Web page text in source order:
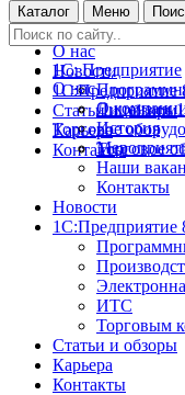
Каталог Меню
О нас
Новости
1С:Предприятие
Статьи и обзоры
Карьера
Контакты
1С: Предприятие
Лицензии
Торговое
Торговое
О нас
О
История
Наши
Контакты
Новости
1С:Предприятие
ИТС
Торговым
Статьи и обзоры
Карьера
Контакты